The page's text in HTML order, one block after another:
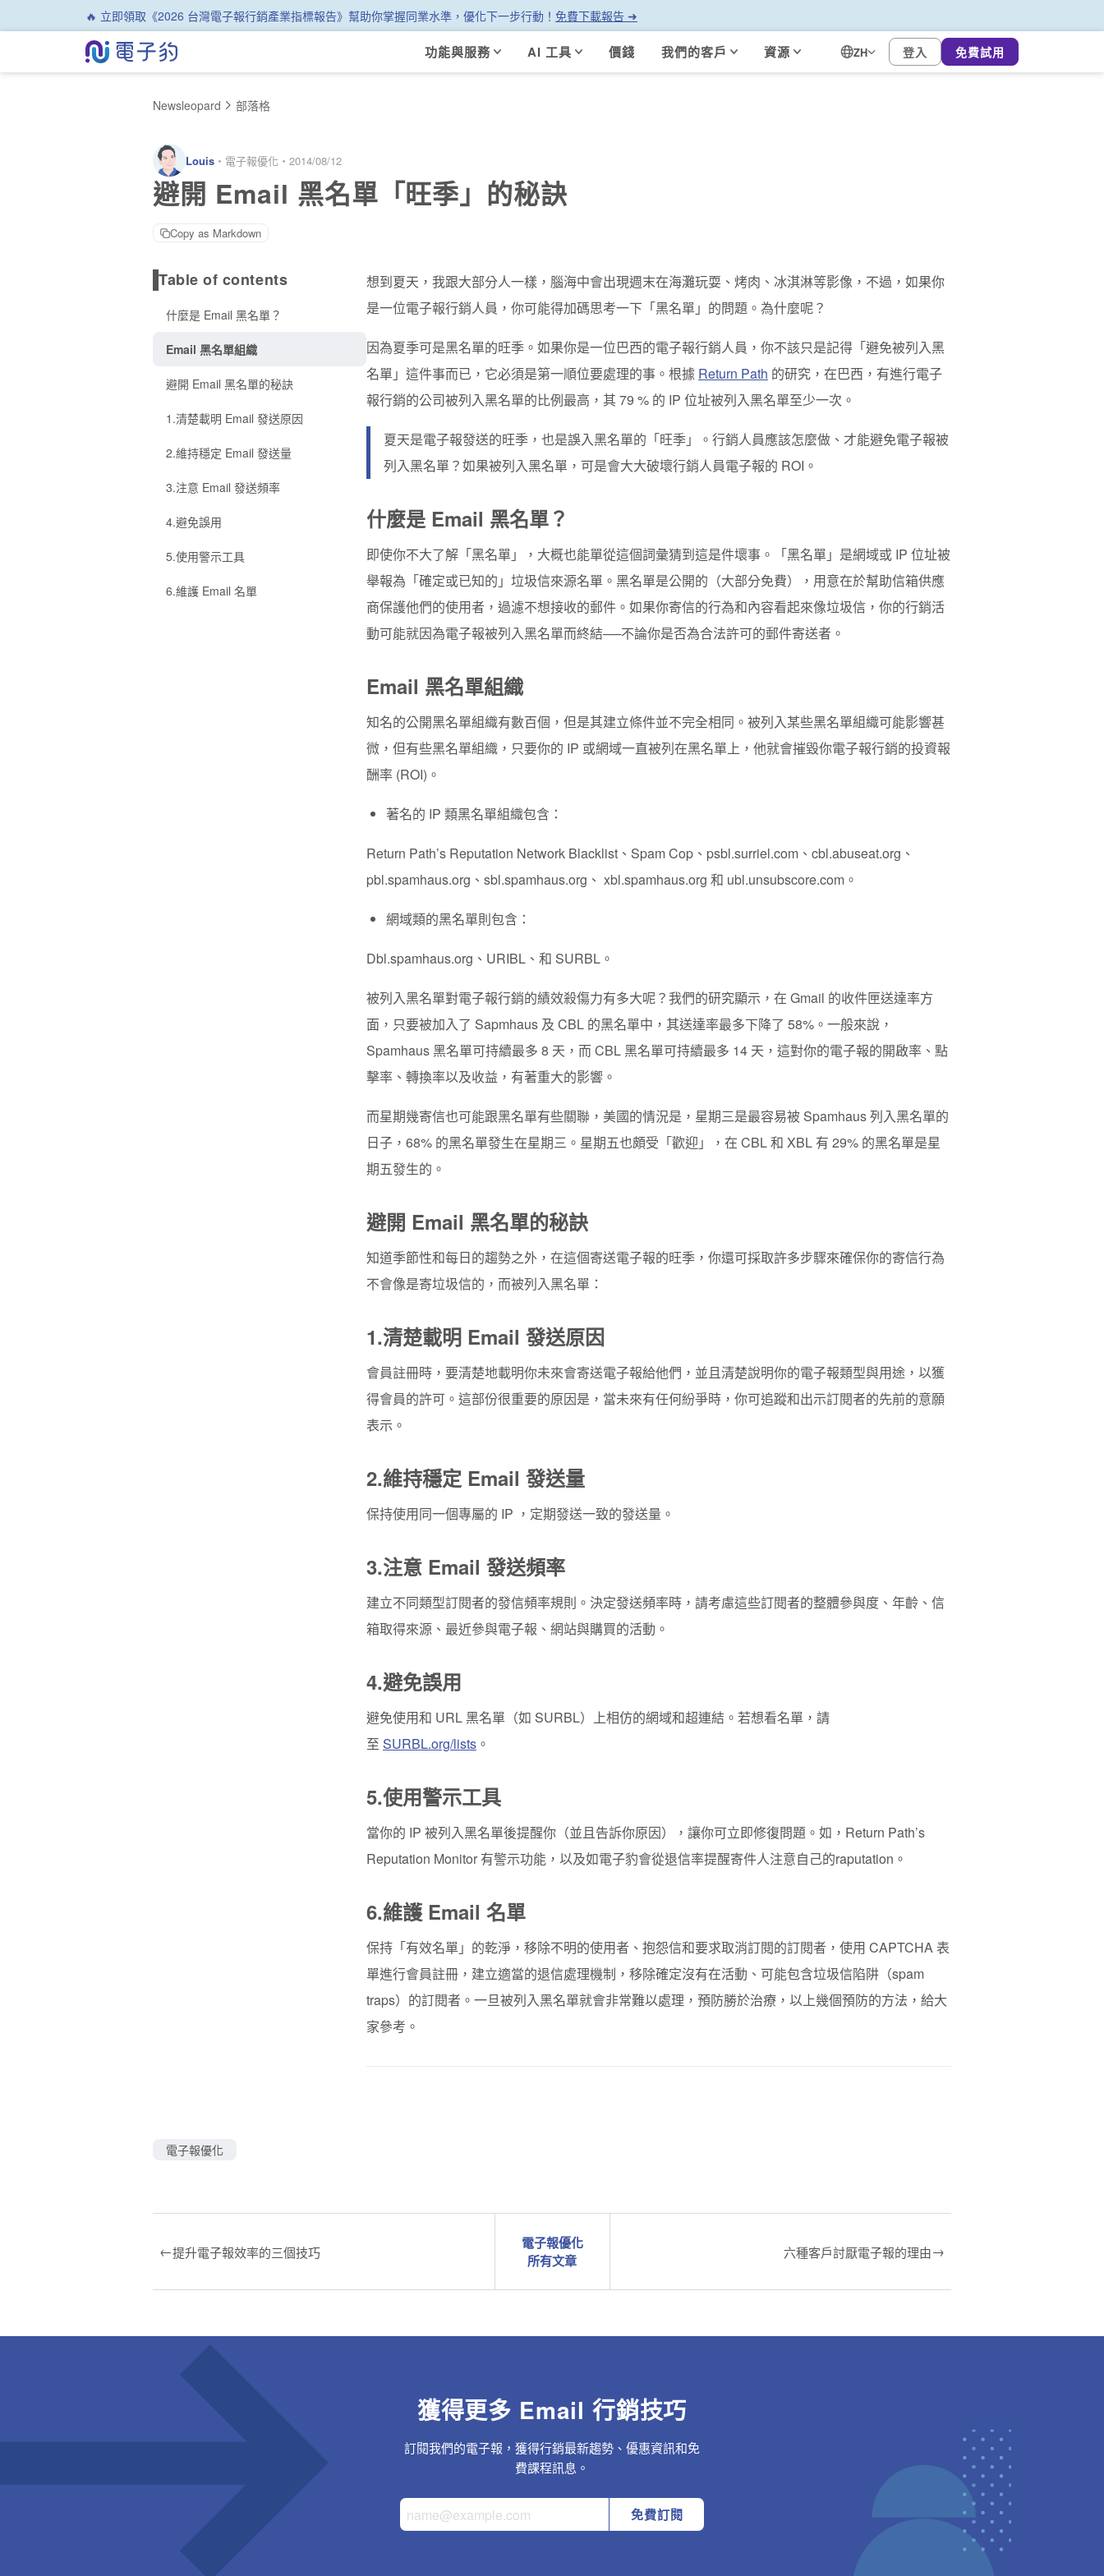
🔥 立即領取《2026 台灣電子報行銷產業指標報告》幫助你掌握同業水準，優化下一步行動！ 免費下載報告 ➜
功能與服務 AI 工具 價錢 我們的客戶 資源 ZH 登入 免費試用
Newsleopard 部落格
Louis ・ 電子報優化 ・ 2014/08/12
避開 Email 黑名單「旺季」的秘訣
Copy as Markdown
Table of contents
什麼是 Email 黑名單？
Email 黑名單組織
避開 Email 黑名單的秘訣
1.清楚載明 Email 發送原因
2.維持穩定 Email 發送量
3.注意 Email 發送頻率
4.避免誤用
5.使用警示工具
6.維護 Email 名單
想到夏天，我跟大部分人一樣，腦海中會出現週末在海灘玩耍、烤肉、冰淇淋等影像，不過，如果你
是一位電子報行銷人員，你可能得加碼思考一下「黑名單」的問題。為什麼呢？
因為夏季可是黑名單的旺季。如果你是一位巴西的電子報行銷人員，你不該只是記得「避免被列入黑
名單」這件事而已，它必須是第一順位要處理的事。根據 Return Path 的研究，在巴西，有進行電子
報行銷的公司被列入黑名單的比例最高，其 79 % 的 IP 位址被列入黑名單至少一次。
夏天是電子報發送的旺季，也是誤入黑名單的「旺季」。行銷人員應該怎麼做、才能避免電子報被
列入黑名單？如果被列入黑名單，可是會大大破壞行銷人員電子報的 ROI。
什麼是 Email 黑名單？
即使你不大了解「黑名單」，大概也能單從這個詞彙猜到這是件壞事。「黑名單」是網域或 IP 位址被
舉報為「確定或已知的」垃圾信來源名單。黑名單是公開的（大部分免費），用意在於幫助信箱供應
商保護他們的使用者，過濾不想接收的郵件。如果你寄信的行為和內容看起來像垃圾信，你的行銷活
動可能就因為電子報被列入黑名單而終結──不論你是否為合法許可的郵件寄送者。
Email 黑名單組織
知名的公開黑名單組織有數百個，但是其建立條件並不完全相同。被列入某些黑名單組織可能影響甚
微，但有些黑名單組織，只要你的 IP 或網域一直被列在黑名單上，他就會摧毀你電子報行銷的投資報
酬率 (ROI)。
著名的 IP 類黑名單組織包含：
Return Path’s Reputation Network Blacklist、Spam Cop、psbl.surriel.com、cbl.abuseat.org、
pbl.spamhaus.org、sbl.spamhaus.org、 xbl.spamhaus.org 和 ubl.unsubscore.com。
網域類的黑名單則包含：
Dbl.spamhaus.org、URIBL、和 SURBL。
被列入黑名單對電子報行銷的績效殺傷力有多大呢？我們的研究顯示，在 Gmail 的收件匣送達率方
面，只要被加入了 Sapmhaus 及 CBL 的黑名單中，其送達率最多下降了 58%。一般來說，
Spamhaus 黑名單可持續最多 8 天，而 CBL 黑名單可持續最多 14 天，這對你的電子報的開啟率、點
擊率、轉換率以及收益，有著重大的影響。
而星期幾寄信也可能跟黑名單有些關聯，美國的情況是，星期三是最容易被 Spamhaus 列入黑名單的
日子，68% 的黑名單發生在星期三。星期五也頗受「歡迎」，在 CBL 和 XBL 有 29% 的黑名單是星
期五發生的。
避開 Email 黑名單的秘訣
知道季節性和每日的趨勢之外，在這個寄送電子報的旺季，你還可採取許多步驟來確保你的寄信行為
不會像是寄垃圾信的，而被列入黑名單：
1.清楚載明 Email 發送原因
會員註冊時，要清楚地載明你未來會寄送電子報給他們，並且清楚說明你的電子報類型與用途，以獲
得會員的許可。這部份很重要的原因是，當未來有任何紛爭時，你可追蹤和出示訂閱者的先前的意願
表示。
2.維持穩定 Email 發送量
保持使用同一個專屬的 IP ，定期發送一致的發送量。
3.注意 Email 發送頻率
建立不同類型訂閱者的發信頻率規則。決定發送頻率時，請考慮這些訂閱者的整體參與度、年齡、信
箱取得來源、最近參與電子報、網站與購買的活動。
4.避免誤用
避免使用和 URL 黑名單（如 SURBL）上相仿的網域和超連結。若想看名單，請
至 SURBL.org/lists 。
5.使用警示工具
當你的 IP 被列入黑名單後提醒你（並且告訴你原因），讓你可立即修復問題。如，Return Path’s
Reputation Monitor 有警示功能，以及如電子豹會從退信率提醒寄件人注意自己的raputation。
6.維護 Email 名單
保持「有效名單」的乾淨，移除不明的使用者、抱怨信和要求取消訂閱的訂閱者，使用 CAPTCHA 表
單進行會員註冊，建立適當的退信處理機制，移除確定沒有在活動、可能包含垃圾信陷阱（spam
traps）的訂閱者。一旦被列入黑名單就會非常難以處理，預防勝於治療，以上幾個預防的方法，給大
家參考。
電子報優化
←提升電子報效率的三個技巧
電子報優化
所有文章
六種客戶討厭電子報的理由→
獲得更多 Email 行銷技巧
訂閱我們的電子報，獲得行銷最新趨勢、優惠資訊和免
費課程訊息。
免費訂閱